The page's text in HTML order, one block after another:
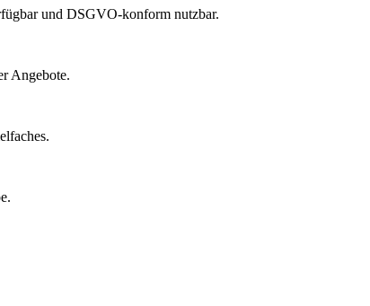
und DSGVO-konform nutzbar.
Angebote.